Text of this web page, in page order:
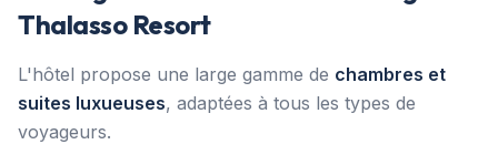
Thalasso Resort
L'hôtel propose une large gamme de chambres et
suites luxueuses, adaptées à tous les types de
voyageurs.